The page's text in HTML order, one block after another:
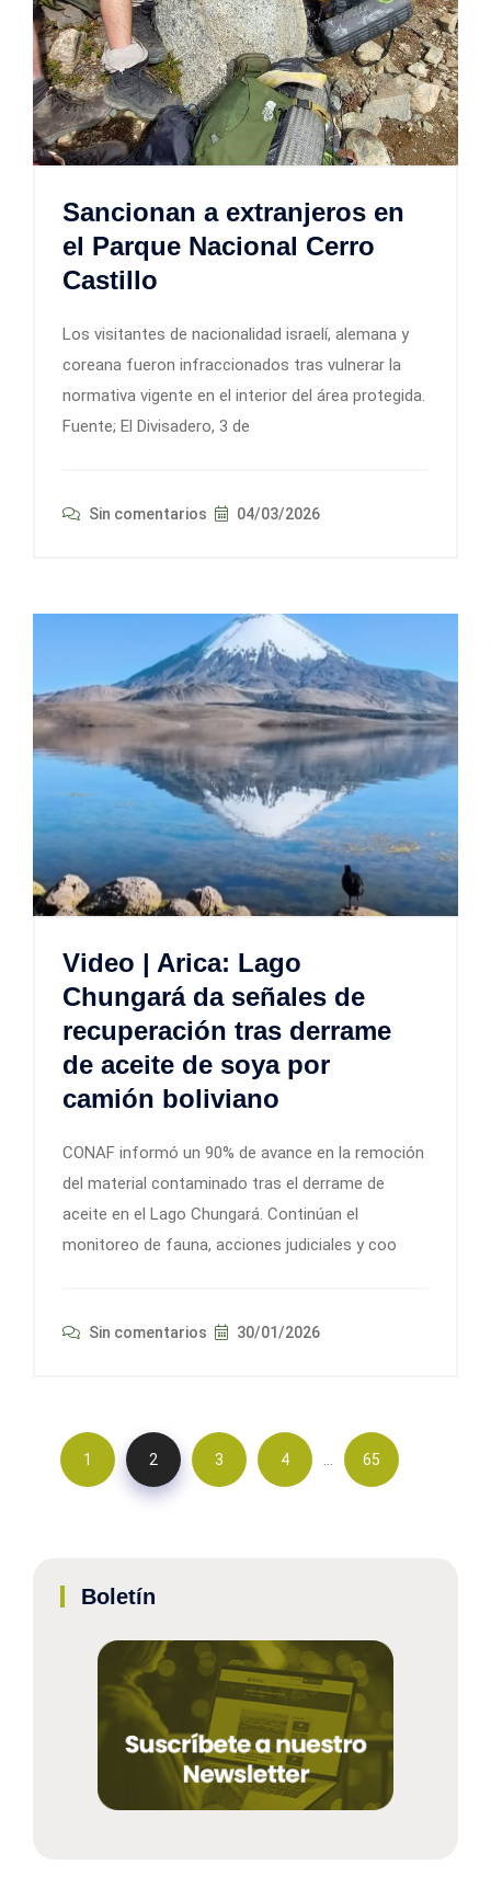
Sancionan a extranjeros en
el Parque Nacional Cerro
Castillo
Los visitantes de nacionalidad israelí, alemana y
coreana fueron infraccionados tras vulnerar la
normativa vigente en el interior del área protegida.
Fuente; El Divisadero, 3 de
Sin comentarios 04/03/2026
Video | Arica: Lago
Chungará da señales de
recuperación tras derrame
de aceite de soya por
camión boliviano
CONAF informó un 90% de avance en la remoción
del material contaminado tras el derrame de
aceite en el Lago Chungará. Continúan el
monitoreo de fauna, acciones judiciales y coo
Sin comentarios 30/01/2026
1 2 3 4 … 65
Boletín